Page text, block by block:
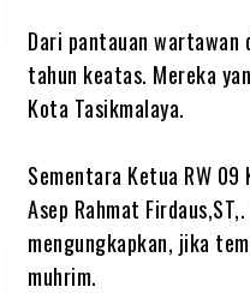
Dari pantauan
tahun keatas. Mereka
Kota Tasikmalaya.
Sementara Ketua RW 09
Asep Rahmat
mengungkapkan, jika
muhrim.